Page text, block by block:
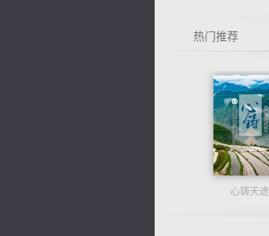
热门推荐
心铸天途